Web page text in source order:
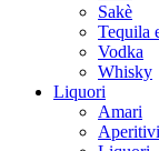
Sakè
Tequila
Vodka
Whisky
Liquori
Amari
Aperitivi